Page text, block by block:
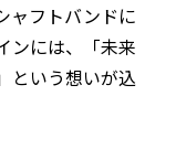
ャフトバンドに
ンには、「未来
という想いが込